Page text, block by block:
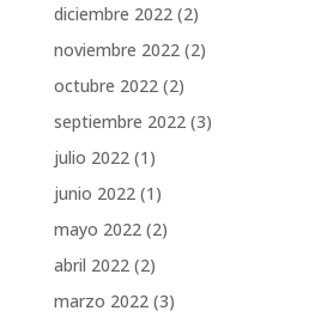
diciembre 2022(2)
noviembre 2022(2)
octubre 2022(2)
septiembre 2022(3)
julio 2022(1)
junio 2022(1)
mayo 2022(2)
abril 2022(2)
marzo 2022(3)